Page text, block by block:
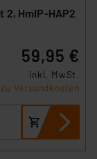
2, HmIP-HAP2
59,95 €
inkl. MwSt.
Versandkosten